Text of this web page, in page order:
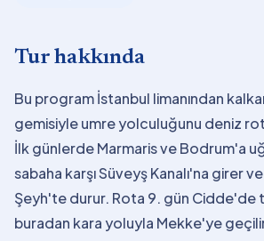
Tur hakkında
Bu program İstanbul limanından
gemisiyle umre yolculuğunu deniz
İlk günlerde Marmaris ve Bodrum'a
sabaha karşı Süveyş Kanalı'na girer
Şeyh'te durur. Rota 9. gün Cidde'de
buradan kara yoluyla Mekke'ye